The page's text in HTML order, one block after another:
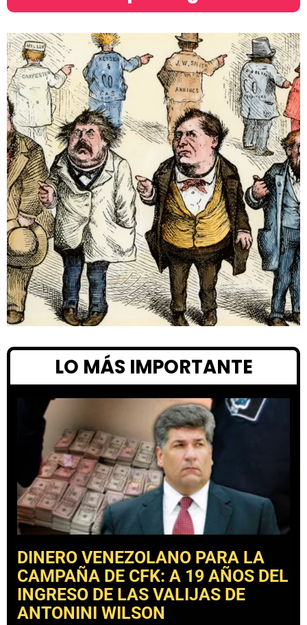
LO MÁS IMPORTANTE
DINERO VENEZOLANO PARA LA
CAMPAÑA DE CFK: A 19 AÑOS DEL
INGRESO DE LAS VALIJAS DE
ANTONINI WILSON